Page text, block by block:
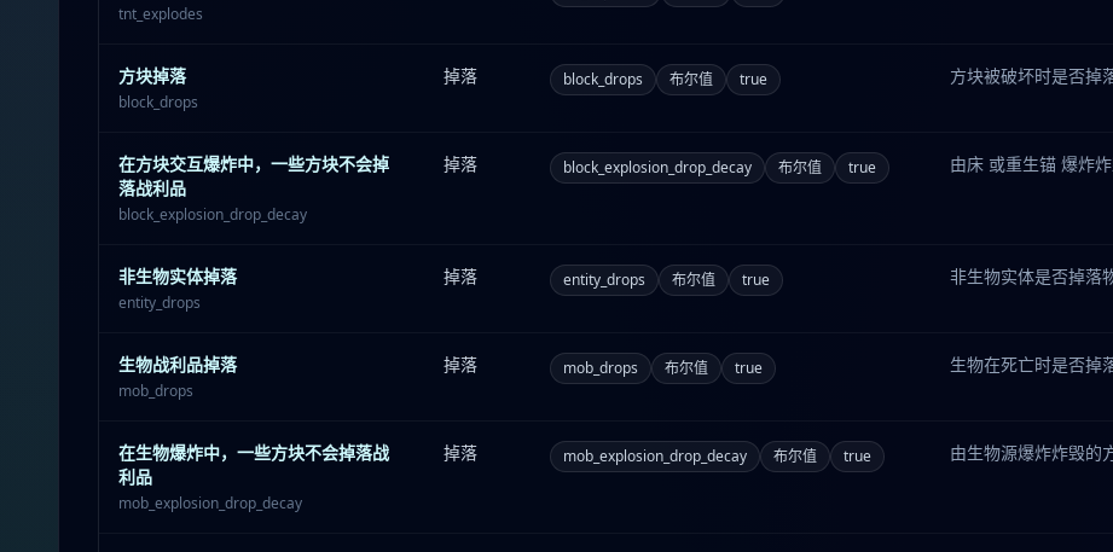
tnt_explodes
方块掉落
block_drops
掉落 block_drops 布尔值 true 方块被破坏时是否掉
在方块交互爆炸中，一些方块不会掉
落战利品
block_explosion_drop_decay
掉落 block_explosion_drop_decay 布尔值 true 由床 或重生锚 爆炸
非生物实体掉落
entity_drops
掉落 entity_drops 布尔值 true 非生物实体是否掉落
生物战利品掉落
mob_drops
掉落 mob_drops 布尔值 true 生物在死亡时是否掉
在生物爆炸中，一些方块不会掉落战
利品
mob_explosion_drop_decay
掉落 mob_explosion_drop_decay 布尔值 true 由生物源爆炸炸毁的